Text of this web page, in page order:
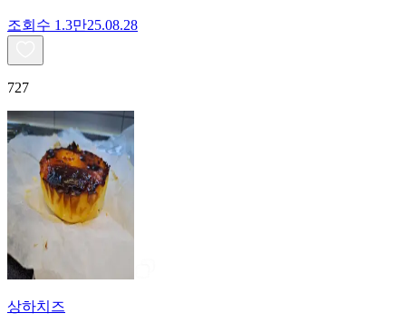
조회수 1.3만25.08.28
727
상하치즈